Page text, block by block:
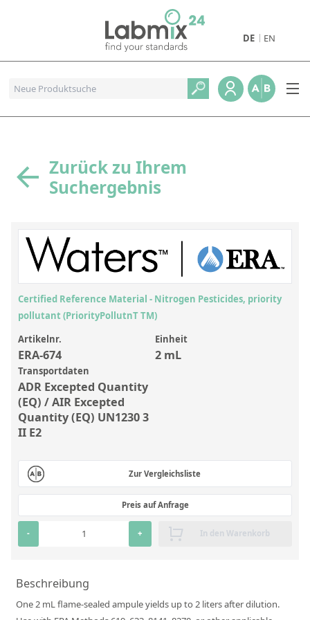
DE EN
Referenzstandards für die Industrie und Geologie
Referenzstandards für die Umweltanalytik
Referenzstandards für physikalische Eigenschaften
Organische Referenzstandards
Anorganische Referenzstandards
Laborvergleichsuntersuchungen (LVU/PT)
Laborbedarf und Verbrauchsmaterialien
Sonstige Standards
Custom-Made
Anorganische wässrige Kundenmischungen
Organische Analyten | Rückstandsanalytik
Elementstandards in Öl
Kundenspezifische Polymerstandards
Pharmazeutische und organische Kundensynthesen
Zurück zu Ihrem
Suchergebnis
Certified Reference Material - Nitrogen Pesticides, priority
pollutant (PriorityPollutnT TM)
Artikelnr.
ERA-674
Einheit
2 mL
Transportdaten
ADR Excepted Quantity
(EQ) / AIR Excepted
Quantity (EQ) UN1230 3
II E2
Zur Vergleichsliste
Preis auf Anfrage
- + In den Warenkorb
Beschreibung
One 2 mL flame-sealed ampule yields up to 2 liters after dilution.